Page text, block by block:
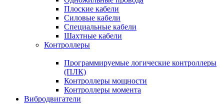
Плоские кабели
Силовые кабели
Специальные кабели
Шахтные кабели
Контроллеры
Программируемые логические контроллеры
(ПЛК)
Контроллеры мощности
Контроллеры момента
Вибродвигатели